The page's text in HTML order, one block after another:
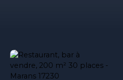
Estimation